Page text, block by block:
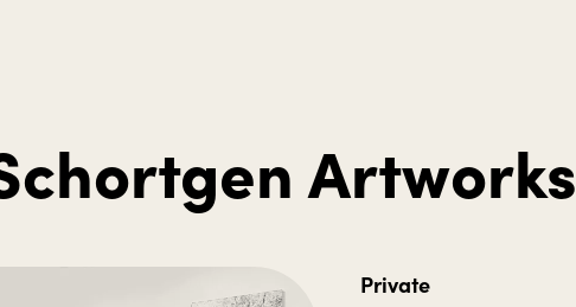
Artworks
Private